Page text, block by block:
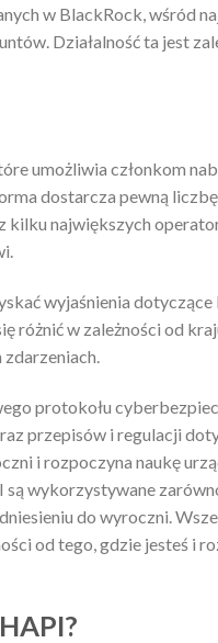
w BlackRock, wśród
Działalność ta jest
umożliwia członkom
dostarcza pewną
kilku największych
wyjaśnienia
różnić w zależności od
protokołu
przepisów i regulacji
i rozpoczyna naukę
wykorzystywane
do wyroczni.
od tego, gdzie jesteś i